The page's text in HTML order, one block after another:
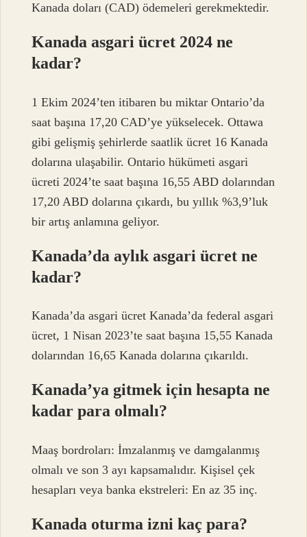
Kanada doları (CAD) ödemeleri gerekmektedir.
Kanada asgari ücret 2024 ne
kadar?
1 Ekim 2024’ten itibaren bu miktar Ontario’da
saat başına 17,20 CAD’ye yükselecek. Ottawa
gibi gelişmiş şehirlerde saatlik ücret 16 Kanada
dolarına ulaşabilir. Ontario hükümeti asgari
ücreti 2024’te saat başına 16,55 ABD dolarından
17,20 ABD dolarına çıkardı, bu yıllık %3,9’luk
bir artış anlamına geliyor.
Kanada’da aylık asgari ücret ne
kadar?
Kanada’da asgari ücret Kanada’da federal asgari
ücret, 1 Nisan 2023’te saat başına 15,55 Kanada
dolarından 16,65 Kanada dolarına çıkarıldı.
Kanada’ya gitmek için hesapta ne
kadar para olmalı?
Maaş bordroları: İmzalanmış ve damgalanmış
olmalı ve son 3 ayı kapsamalıdır. Kişisel çek
hesapları veya banka ekstreleri: En az 35 inç.
Kanada oturma izni kaç para?